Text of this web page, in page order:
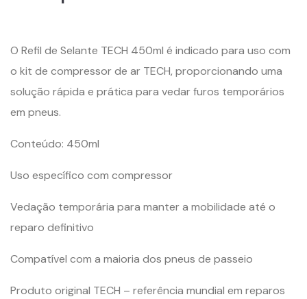
O Refil de Selante TECH 450ml é indicado para uso com
o kit de compressor de ar TECH, proporcionando uma
solução rápida e prática para vedar furos temporários
em pneus.
Conteúdo: 450ml
Uso específico com compressor
Vedação temporária para manter a mobilidade até o
reparo definitivo
Compatível com a maioria dos pneus de passeio
Produto original TECH – referência mundial em reparos